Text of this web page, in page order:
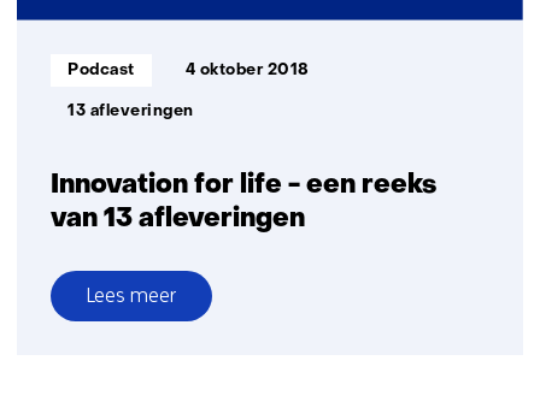
Innovation for life - een reeks
van 13 afleveringen
Informatietype:
Podcast 4 oktober 2018
13 afleveringen
Lees meer
over